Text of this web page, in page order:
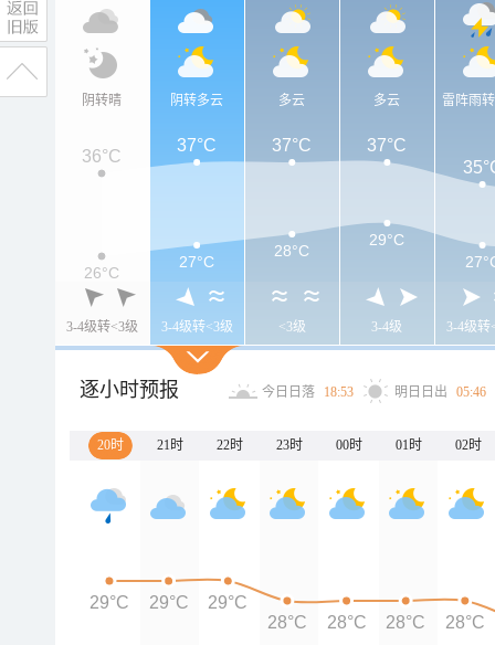
阴转晴
3-4级转<3级
阴转多云
3-4级转<3级
多云
<3级
多云
3-4级
雷阵雨
3-4级转
36°C
37°C 37°C
37°C
26°C
27°C
28°C
29°C
逐小时预报 今日日落 18:53 明日日出 05:46
20时 21时 22时 23时 00时 01时 02时
29°C 29°C
29°C
28°C
28°C 28°C 28°C